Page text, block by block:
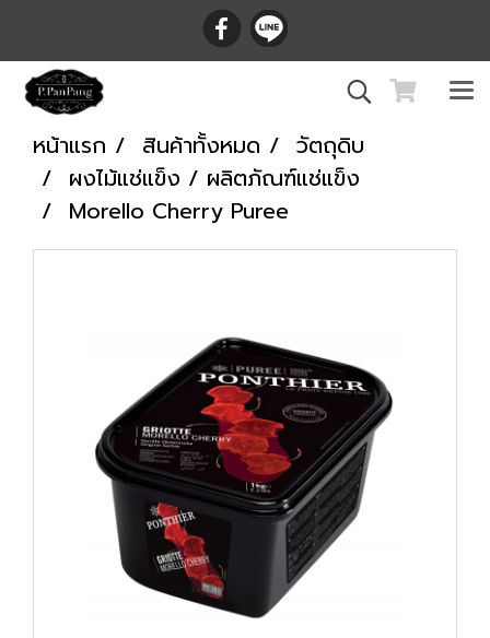
หน้าแรก สินค้าทั้งหมด
วัตถุดิบ
ผงไม้แช่แข็ง / ผลิตภัณฑ์แช่แข็ง
Morello Cherry Puree